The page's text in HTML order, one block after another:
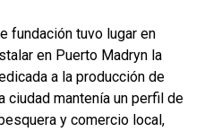
fundación tuvo lugar en
en Puerto Madryn la
a la producción de
ciudad mantenía un perfil de
y comercio local,